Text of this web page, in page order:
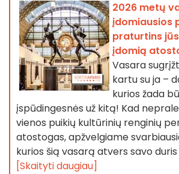
2026 metų
įdomiausios
praturtins
įdomią
Vasara
kartu su ja –
kurios žada
įspūdingesnės už kitą! Kad
vienos puikių kultūrinių renginių
atostogas, apžvelgiame
kurios šią vasarą atvers savo duris
[Skaityti daugiau]